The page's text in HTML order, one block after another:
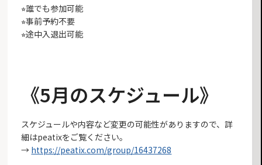
⭐︎誰でも参加可能
⭐︎事前予約不要
⭐︎途中入退出可能
《5月のスケジュール》
スケジュールや内容など変更の可能性がありますので、詳
細はpeatixをご覧ください。
→ https://peatix.com/group/16437268